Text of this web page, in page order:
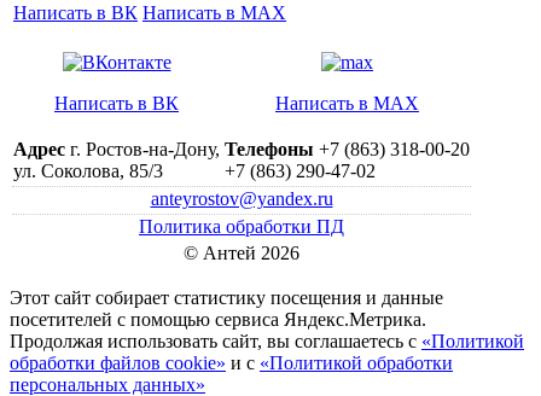
Написать в ВК Написать в MAX
Написать в ВК Написать в MAX
Адрес г. Ростов-на-Дону,
ул. Соколова, 85/3
Телефоны +7 (863) 318-00-20
+7 (863) 290-47-02
anteyrostov@yandex.ru
Политика обработки ПД
© Антей 2026
Этот сайт собирает статистику посещения и данные
посетителей c помощью сервиса Яндекс.Метрика.
Продолжая использовать сайт, вы соглашаетесь с «Политикой
обработки файлов cookie» и с «Политикой обработки
персональных данных»